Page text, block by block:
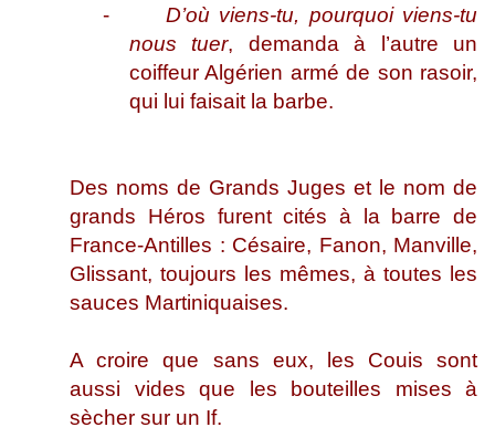
-
D’où viens-tu, pourquoi viens-tu
nous tuer, demanda à l’autre un
coiffeur Algérien armé de son rasoir,
qui lui faisait la barbe.
Des noms de Grands Juges et le nom de
grands Héros furent cités à la barre de
France-Antilles : Césaire, Fanon, Manville,
Glissant, toujours les mêmes, à toutes les
sauces Martiniquaises.
A croire que sans eux, les Couis sont
aussi vides que les bouteilles mises à
sècher sur un If.